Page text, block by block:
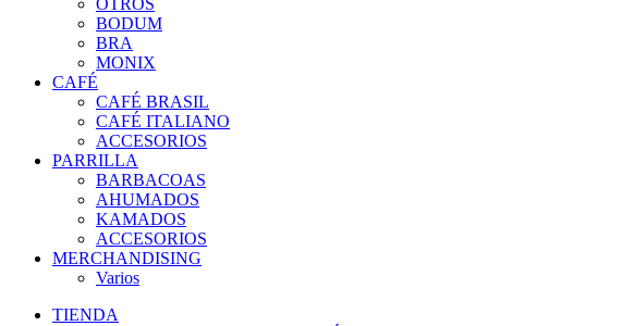
OTROS
BODUM
BRA
MONIX
CAFÉ
CAFÉ BRASIL
CAFÉ ITALIANO
ACCESORIOS
PARRILLA
BARBACOAS
AHUMADOS
KAMADOS
ACCESORIOS
MERCHANDISING
Varios
TIENDA